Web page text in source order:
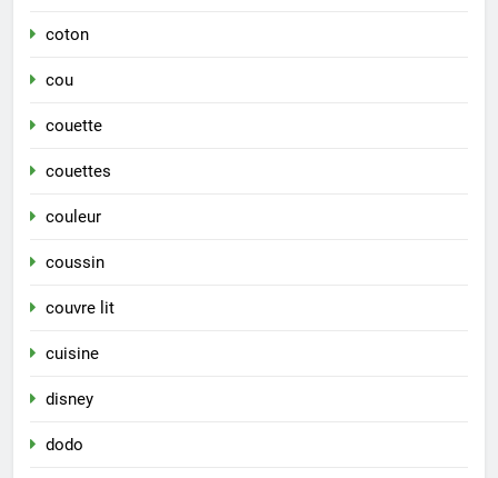
coton
cou
couette
couettes
couleur
coussin
couvre lit
cuisine
disney
dodo